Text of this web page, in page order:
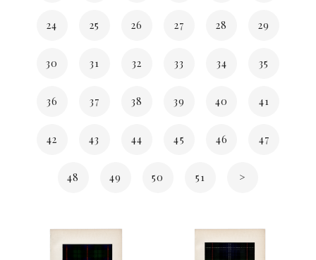
24 25 26 27 28 29
30 31 32 33 34 35
36 37 38 39 40 41
42 43 44 45 46 47
48 49 50 51 >